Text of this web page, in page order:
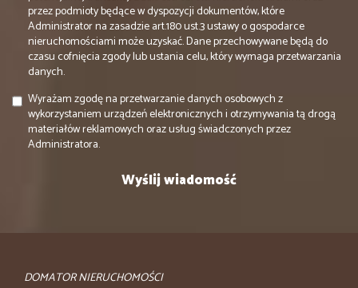
przez podmioty będące w dyspozycji dokumentów, które
Administrator na zasadzie art.180 ust.3 ustawy o gospodarce
nieruchomościami może uzyskać. Dane przechowywane będą do
czasu cofnięcia zgody lub ustania celu, który wymaga przetwarzania
danych.
Wyrażam zgodę na przetwarzanie danych osobowych z
wykorzystaniem urządzeń elektronicznych i otrzymywania tą drogą
materiałów reklamowych oraz usług świadczonych przez
Administratora.
DOMATOR NIERUCHOMOŚCI